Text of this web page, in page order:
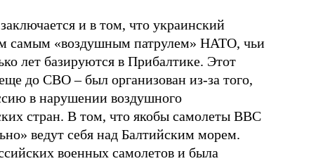
и в том, что украинский
самым «воздушным патрулем» НАТО, чьи
лет базируются в Прибалтике. Этот
до СВО – был организован из-за того,
в нарушении воздушного
стран. В том, что якобы самолеты ВВС
ведут себя над Балтийским морем.
военных самолетов и была